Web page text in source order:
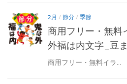
2月 / 節分 / 季節
商用フリー・無料
外福は内文字_豆
商用フリー・無料イラ...